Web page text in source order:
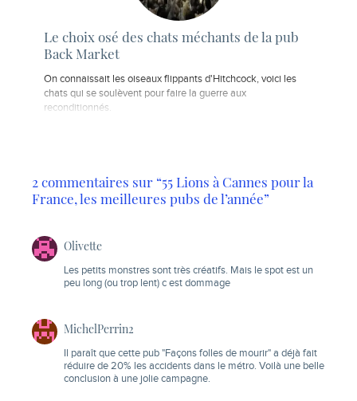
Le choix osé des chats méchants de la pub
Back Market
On connaissait les oiseaux flippants d'Hitchcock, voici les
chats qui se soulèvent pour faire la guerre aux
reconditionnés.
2 commentaires sur “55 Lions à Cannes pour la
France, les meilleures pubs de l’année”
Olivette
Les petits monstres sont très créatifs. Mais le spot est un
peu long (ou trop lent) c est dommage
MichelPerrin2
Il paraît que cette pub "Façons folles de mourir" a déjà fait
réduire de 20% les accidents dans le métro. Voilà une belle
conclusion à une jolie campagne.